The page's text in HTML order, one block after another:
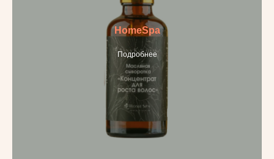
HomeSpa
Подробнее